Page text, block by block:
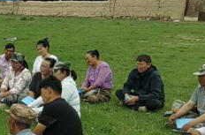
产宣传教育力度，深入开展安